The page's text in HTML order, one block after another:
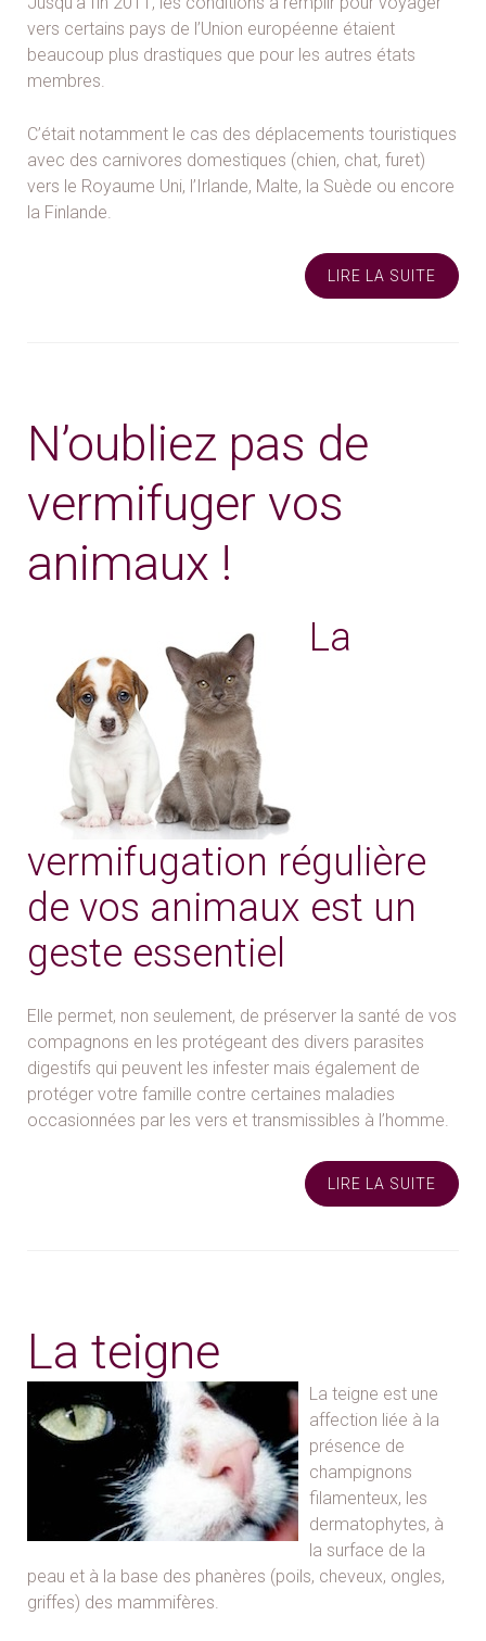
vers certains pays de l’Union européenne étaient
beaucoup plus drastiques que pour les autres états
membres.
C’était notamment le cas des déplacements touristiques
avec des carnivores domestiques (chien, chat, furet)
vers le Royaume Uni, l’Irlande, Malte, la Suède ou encore
la Finlande.
LIRE LA SUITE
N’oubliez pas de
vermifuger vos
animaux !
La
vermifugation régulière
de vos animaux est un
geste essentiel
Elle permet, non seulement, de préserver la santé de vos
compagnons en les protégeant des divers parasites
digestifs qui peuvent les infester mais également de
protéger votre famille contre certaines maladies
occasionnées par les vers et transmissibles à l’homme.
LIRE LA SUITE
La teigne
La teigne est une
affection liée à la
présence de
champignons
filamenteux, les
dermatophytes, à
la surface de la
peau et à la base des phanères (poils, cheveux, ongles,
griffes) des mammifères.